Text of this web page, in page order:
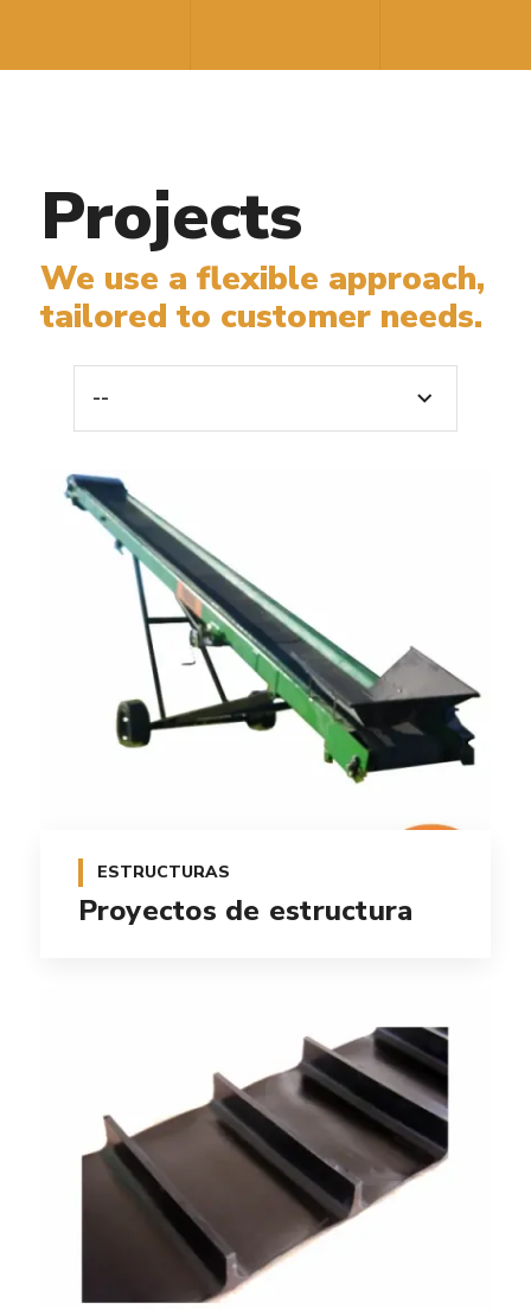
Projects
We use a flexible approach,
tailored to customer needs.
--
ESTRUCTURAS
Proyectos de estructura